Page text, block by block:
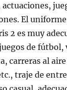
El
2 es muy
de fútbol,
carreras al
traje de